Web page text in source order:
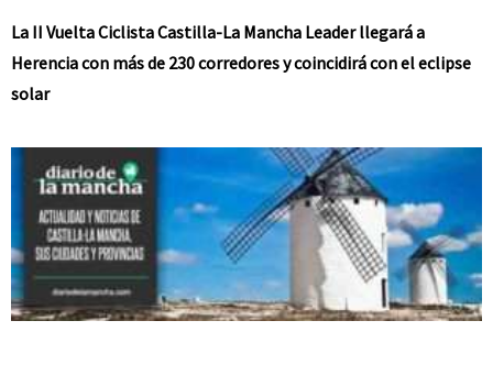
La II Vuelta Ciclista Castilla-La Mancha Leader llegará a
Herencia con más de 230 corredores y coincidirá con el eclipse
solar